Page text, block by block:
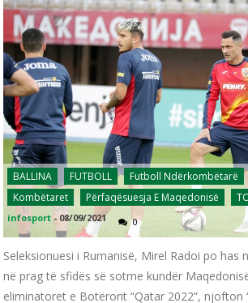
BALLINA FUTBOLL Futboll Ndërkombëtarë
Kombëtaret
Përfaqësuesja E Maqedonisë
infosport - 08/09/2021 0
Seleksionuesi i Rumanisë, Mirel Radoi po has
në prag të sfidës së sotme kundër
eliminatoret e Botërorit “Qatar 2022”, njofton